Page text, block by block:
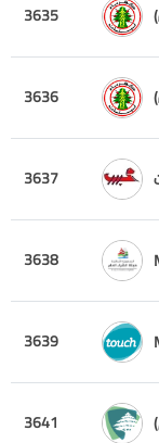
3635
3636
3637
3638
3639
3641